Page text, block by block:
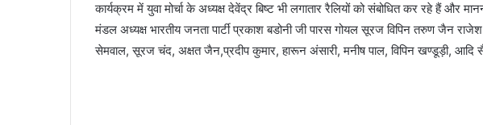
कार्यक्रम में युवा मोर्चा के अध्यक्ष देवेंद्र बिष्ट भी लगातार रैलियों को संबोधित कर रहे हैं और
मंडल अध्यक्ष भारतीय जनता पार्टी प्रकाश बडोनी जी पारस गोयल सूरज विपिन तरुण जैन
सेमवाल, सूरज चंद, अक्षत जैन,प्रदीप कुमार, हारून अंसारी, मनीष पाल, विपिन खण्डूड़ी, आदि